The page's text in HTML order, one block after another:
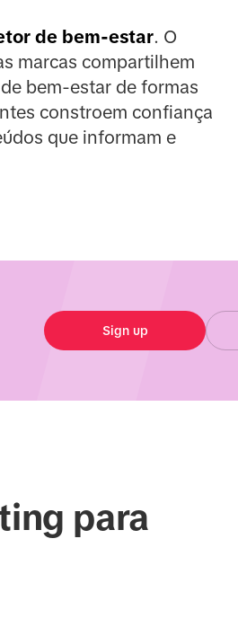
de bem-estar. O
marcas compartilhem
bem-estar de formas
constroem confiança
que informam e
Sign up
para